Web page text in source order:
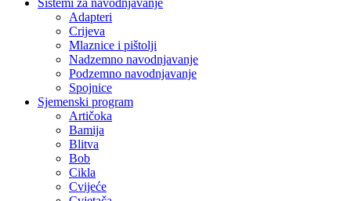
Adapteri
Crijeva
Mlaznice i pištolji
Nadzemno navodnjavanje
Podzemno navodnjavanje
Spojnice
Sjemenski program
Artičoka
Bamija
Blitva
Bob
Cikla
Cvijeće